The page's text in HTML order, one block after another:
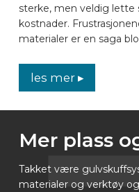
sterke, men veldig lette
kostnader.
materialer er en saga
les mer ▸
Mer plass
Takket være
materialer og verktøy